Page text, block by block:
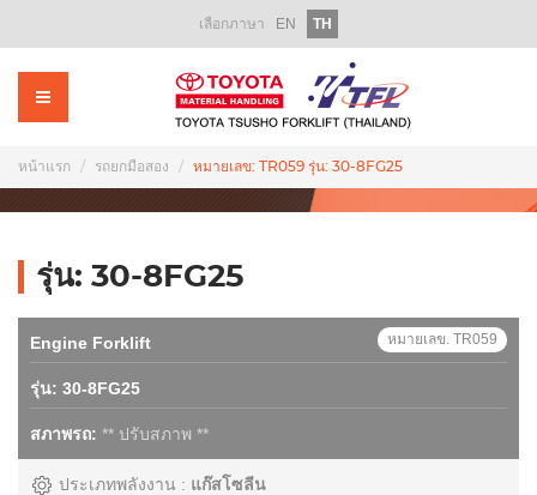
เลือกภาษา EN TH
รถโฟล์คลิฟท์ให้เช่า
อะไหล่
หน้าแรก รถยกมือสอง หมายเลข: TR059 รุ่น: 30-8FG25
หมายเลข. TR059
Engine Forklift
รุ่น: 30-8FG25
สภาพรถ: ** ปรับสภาพ **
ประเภทพลังงาน : แก๊สโซลีน
รุ่น: 30-8FG25